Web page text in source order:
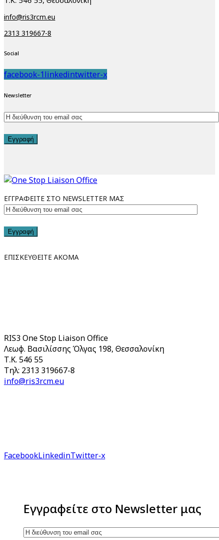
info@ris3rcm.eu
2313 319667-8
Social
facebook-1linkedintwitter-x
Newsletter
Εγγραφή
ΕΓΓΡΑΦΕΙΤΕ ΣΤΟ NEWSLETTER ΜΑΣ
Εγγραφή
ΕΠΙΣΚΕΥΘΕΙΤΕ ΑΚΟΜΑ
RIS3 One Stop Liaison Office
Λεωφ. Βασιλίσσης Όλγας 198, Θεσσαλονίκη
Τ.Κ. 546 55
Τηλ: 2313 319667-8
info@ris3rcm.eu
FacebookLinkedinTwitter-x
Εγγραφείτε στο Newsletter μας